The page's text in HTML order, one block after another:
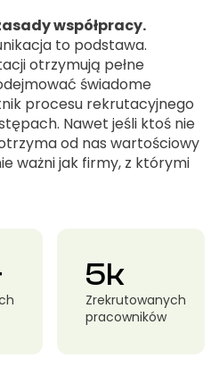
współpracy.
to podstawa.
otrzymują pełne
świadome
procesu rekrutacyjnego
Nawet jeśli ktoś nie
od nas wartościowy
ważni jak firmy, z którymi
5k
Zrekrutowanych
pracowników